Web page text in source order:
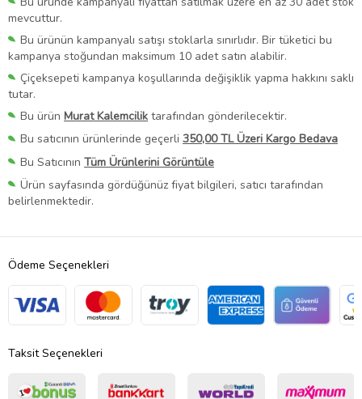
mevcuttur.
Bu ürünün kampanyalı satışı stoklarla sınırlıdır. Bir tüketici bu
kampanya stoğundan maksimum 10 adet satın alabilir.
Çiçeksepeti kampanya koşullarında değişiklik yapma hakkını saklı
tutar.
Bu ürün Murat Kalemcilik tarafından gönderilecektir.
Bu satıcının ürünlerinde geçerli 350,00 TL Üzeri Kargo Bedava
Bu Satıcının Tüm Ürünlerini Görüntüle
Ürün sayfasında gördüğünüz fiyat bilgileri, satıcı tarafından
belirlenmektedir.
Ödeme Seçenekleri
Taksit Seçenekleri